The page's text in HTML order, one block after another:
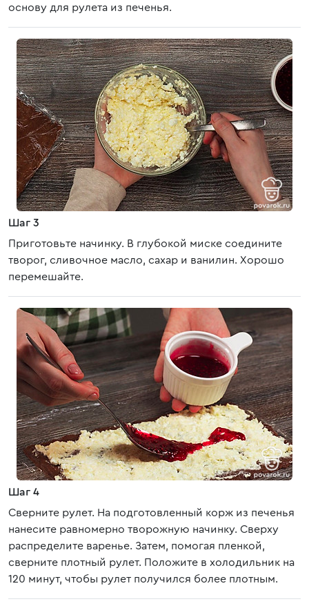
основу для рулета из печенья.
Шаг 3
Приготовьте начинку. В глубокой миске соедините
творог, сливочное масло, сахар и ванилин. Хорошо
перемешайте.
Шаг 4
Сверните рулет. На подготовленный корж из печенья
нанесите равномерно творожную начинку. Сверху
распределите варенье. Затем, помогая пленкой,
сверните плотный рулет. Положите в холодильник на
120 минут, чтобы рулет получился более плотным.